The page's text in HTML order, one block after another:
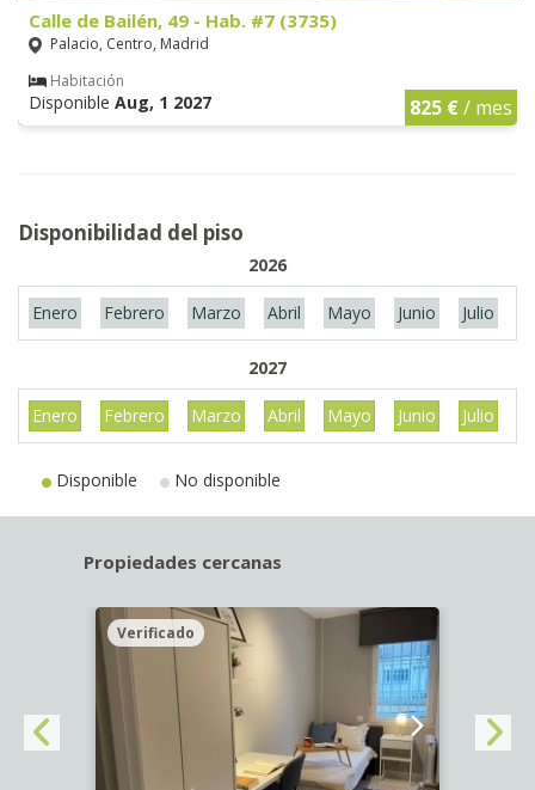
Calle de Bailén, 49 - Hab. #7 (3735)
Palacio, Centro, Madrid
Habitación
Disponible Aug, 1 2027 825 €/ mes
Disponibilidad del piso
2026
Enero Febrero Marzo Abril Mayo Junio Julio
2027
Enero Febrero Marzo Abril Mayo Junio Julio
Disponible No disponible
Propiedades cercanas
Verificado